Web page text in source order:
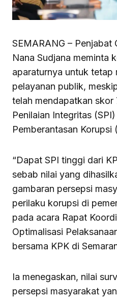
SEMARANG – Penjabat
Nana Sudjana meminta
aparaturnya untuk tetap
pelayanan publik,
telah mendapatkan skor
Penilaian Integritas
Pemberantasan Korupsi
“Dapat SPI tinggi dari
sebab nilai yang
gambaran persepsi
perilaku korupsi di
pada acara Rapat
Optimalisasi
bersama KPK di
Ia menegaskan, nilai
persepsi masyarakat